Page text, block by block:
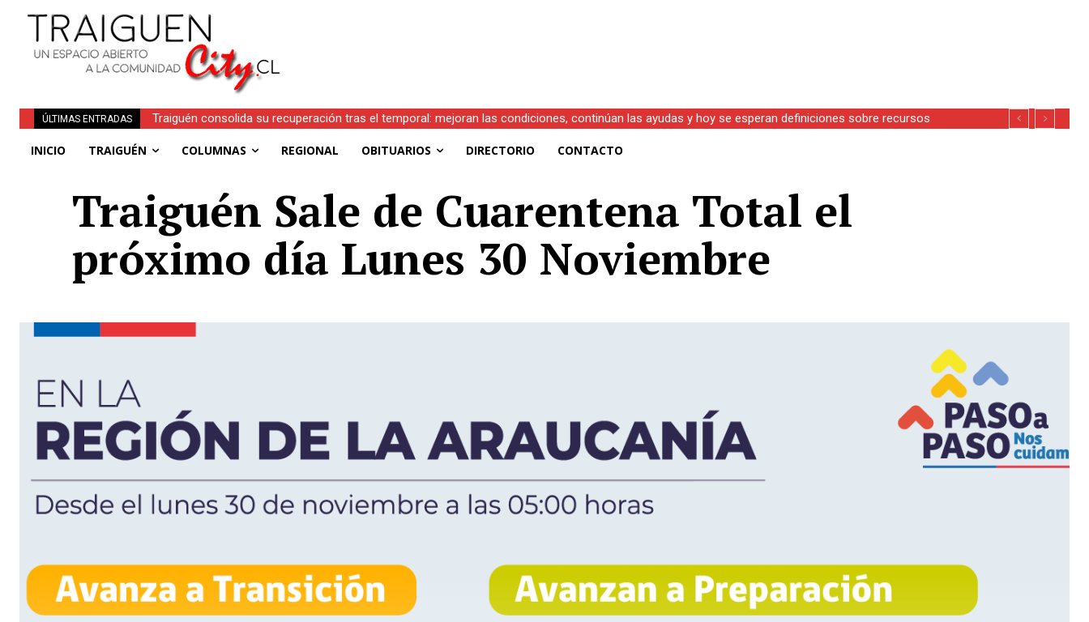
ÚLTIMAS ENTRADAS
Traiguén consolida su recuperación tras el temporal: mejoran las condiciones, continúan las ayudas y hoy se esperan definiciones sobre recursos
INICIO TRAIGUÉN COLUMNAS REGIONAL OBITUARIOS DIRECTORIO CONTACTO
Traiguén Sale de Cuarentena Total el
próximo día Lunes 30 Noviembre